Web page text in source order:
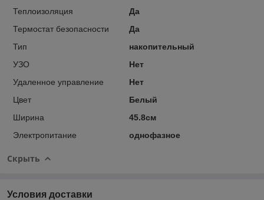
Теплоизоляция
Да
Термостат безопасности
Да
Тип
накопительный
УЗО
Нет
Удаленное управление
Нет
Цвет
Белый
Ширина
45.8см
Электропитание
однофазное
Скрыть
Условия доставки